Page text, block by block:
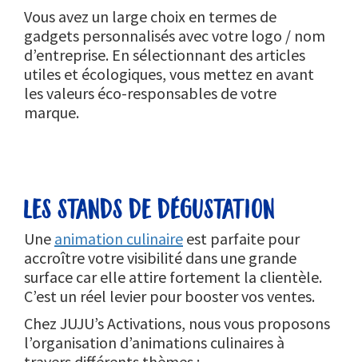
Vous avez un large choix en termes de
gadgets personnalisés avec votre logo / nom
d’entreprise. En sélectionnant des articles
utiles et écologiques, vous mettez en avant
les valeurs éco-responsables de votre
marque.
les stands de dégustation
Une animation culinaire est parfaite pour
accroître votre visibilité dans une grande
surface car elle attire fortement la clientèle.
C’est un réel levier pour booster vos ventes.
Chez JUJU’s Activations, nous vous proposons
l’organisation d’animations culinaires à